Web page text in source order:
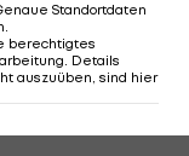
Standortdaten
.
berechtigtes
Details
auszuüben, sind hier